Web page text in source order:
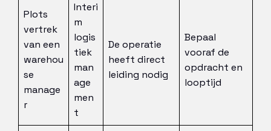
Plots
vertrek
van een
warehou
se
manage
r
Interi
m
logis
tiek
man
age
men
t
De operatie
heeft direct
leiding nodig
Bepaal
vooraf de
opdracht en
looptijd